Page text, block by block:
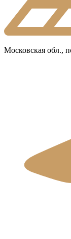
Московская обл.,